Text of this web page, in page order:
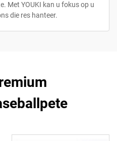
Met YOUKI kan u fokus op u
die res hanteer.